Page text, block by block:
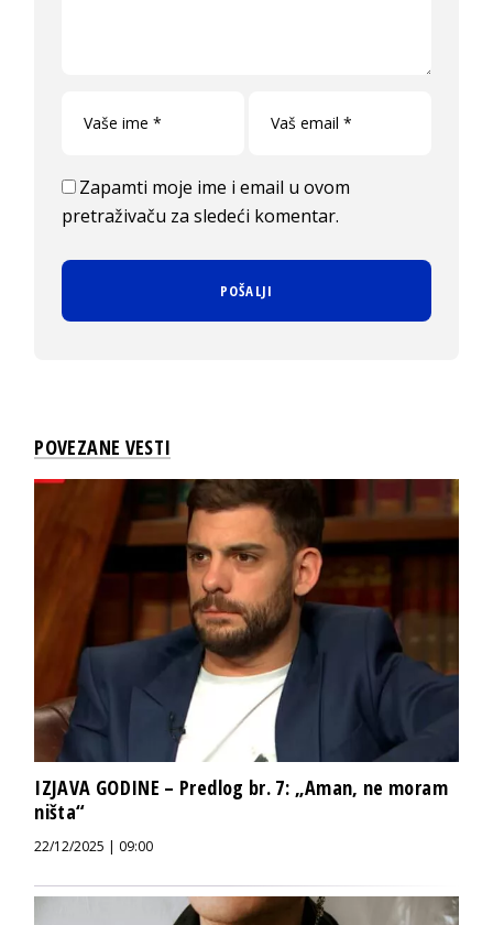
Zapamti moje ime i email u ovom
pretraživaču za sledeći komentar.
POVEZANE VESTI
IZJAVA GODINE – Predlog br. 7: „Aman, ne moram
ništa“
22/12/2025 | 09:00